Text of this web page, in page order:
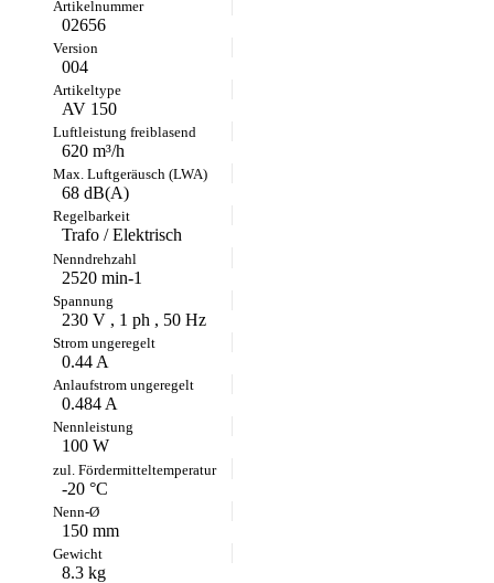
02656
004
AV 150
620 m³/h
68 dB(A)
Trafo / Elektrisch
2520 min-1
230 V , 1 ph , 50 Hz
0.44 A
0.484 A
100 W
-20 °C
150 mm
8.3 kg